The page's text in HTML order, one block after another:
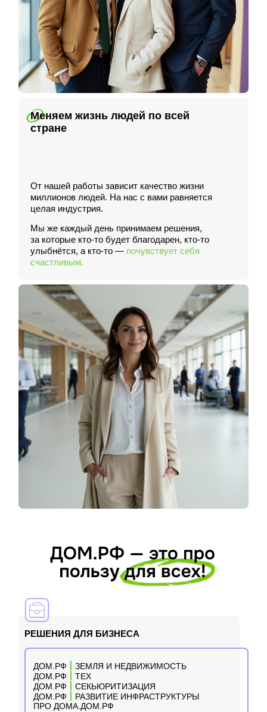
Меняем жизнь людей по всей
стране
От нашей работы зависит качество жизни
миллионов людей. На нас с вами равняется
целая индустрия.
Мы же каждый день принимаем решения,
за которые кто-то будет благодарен, кто-то
улыбнётся, а кто-то — почувствует себя
счастливым.
РЕШЕНИЯ ДЛЯ БИЗНЕСА
ДОМ.РФ
ЗЕМЛЯ И НЕДВИЖИМОСТЬ
ДОМ.РФ
ТЕХ
ДОМ.РФ
СЕКЬЮРИТИЗАЦИЯ
ДОМ.РФ
РАЗВИТИЕ ИНФРАСТРУКТУРЫ
ПРО ДОМА.ДОМ.РФ